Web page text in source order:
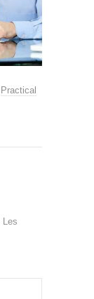
Practical
Les